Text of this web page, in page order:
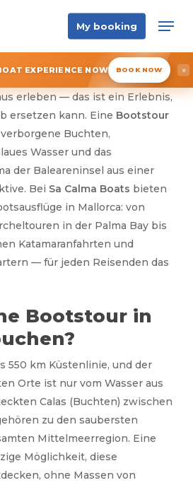
My booking
EXPERIENCE NOW BOOK NOW ×
erleben — das ist ein Erlebnis,
ersetzen kann. Eine Bootstour
Buchten,
Wasser und das
der Baleareninsel aus einer
Bei Sa Calma Boats bieten
in Mallorca: von
in der Palma Bay bis
Katamaranfahrten und
— für jeden Reisenden das
Bootstour in
550 km Küstenlinie, und der
Orte ist nur vom Wasser aus
Calas (Buchten) zwischen
zu den saubersten
Mittelmeerregion. Eine
Möglichkeit, diese
ohne Massen von
Menu